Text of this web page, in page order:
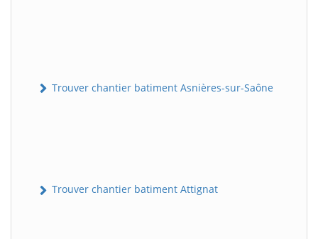
Trouver chantier batiment Asnières-sur-Saône
Trouver chantier batiment Attignat